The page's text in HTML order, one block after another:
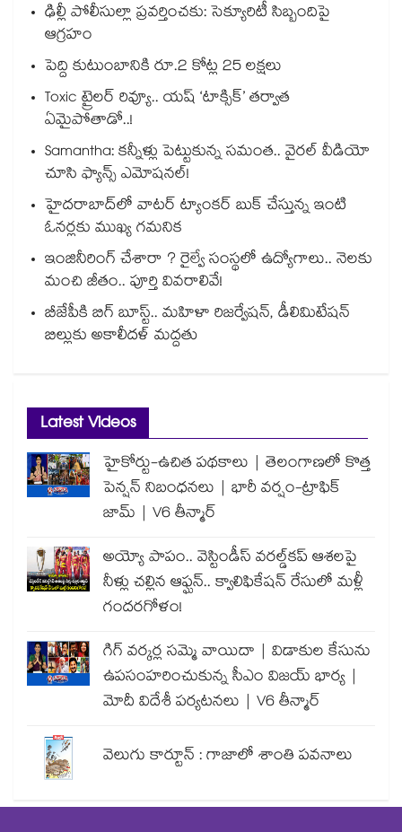
ఢిల్లీ పోలీసుల్లా ప్రవర్తించకు: సెక్యూరిటీ సిబ్బందిపై
ఆగ్రహం
పెద్ది కుటుంబానికి రూ.2 కోట్ల 25 లక్షలు
Toxic ట్రైలర్ రివ్యూ.. యష్ ‘టాక్సిక్’ తర్వాత
ఏమైపోతాడో..!
Samantha: కన్నీళ్లు పెట్టుకున్న సమంత.. వైరల్ వీడియో
చూసి ఫ్యాన్స్ ఎమోషనల్!
హైదరాబాద్⁪లో వాటర్ ట్యాంకర్ బుక్ చేస్తున్న ఇంటి
ఓనర్లకు ముఖ్య గమనిక
ఇంజినీరింగ్ చేశారా ? రైల్వే సంస్థలో ఉద్యోగాలు.. నెలకు
మంచి జీతం.. పూర్తి వివరాలివే!
బీజేపీకి బిగ్ బూస్ట్.. మహిళా రిజర్వేషన్, డీలిమిటేషన్
బిల్లుకు అకాలీదళ్ మద్దతు
Latest Videos
హైకోర్టు-ఉచిత పథకాలు | తెలంగాణలో కొత్త
పెన్షన్ నిబంధనలు | భారీ వర్షం-ట్రాఫిక్
జామ్ | V6 తీన్మార్
అయ్యో పాపం.. వెస్టిండీస్ వరల్డ్‌కప్ ఆశలపై
నీళ్లు చల్లిన ఆఫ్ఘన్.. క్వాలిఫికేషన్ రేసులో మళ్లీ
గందరగోళం!
గిగ్ వర్కర్ల సమ్మె వాయిదా | విడాకుల కేసును
ఉపసంహరించుకున్న సీఎం విజయ్ భార్య |
మోదీ విదేశీ పర్యటనలు | V6 తీన్మార్
వెలుగు కార్టూన్ : గాజాలో శాంతి పవనాలు